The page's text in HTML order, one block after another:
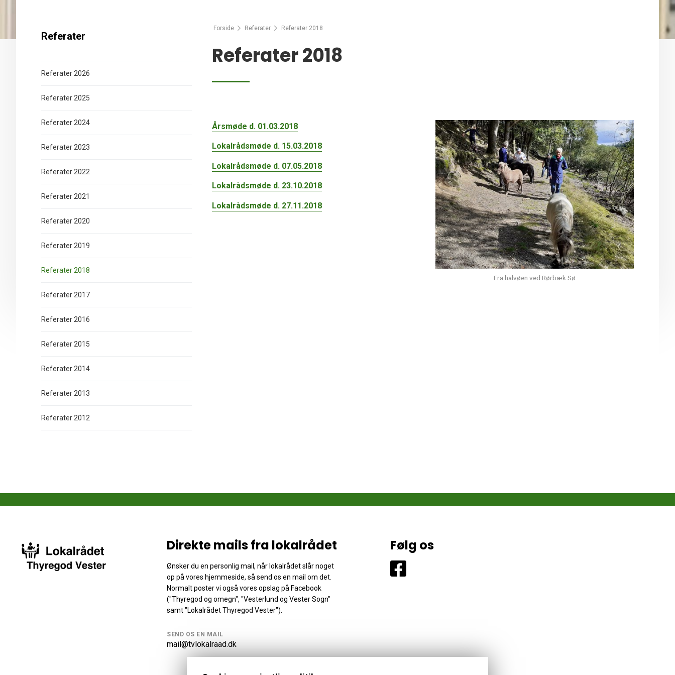
Forside Referater Referater 2018
Referater 2018
Fra halvøen ved Rørbæk Sø
Årsmøde d. 01.03.2018
Lokalrådsmøde d. 15.03.2018
Lokalrådsmøde d. 07.05.2018
Lokalrådsmøde d. 23.10.2018
Lokalrådsmøde d. 27.11.2018
Referater
Referater 2026
Referater 2025
Referater 2024
Referater 2023
Referater 2022
Referater 2021
Referater 2020
Referater 2019
Referater 2018
Referater 2017
Referater 2016
Referater 2015
Referater 2014
Referater 2013
Referater 2012
Direkte mails fra lokalrådet
Ønsker du en personlig mail, når lokalrådet slår noget
op på vores hjemmeside, så send os en mail om det.
Normalt poster vi også vores opslag på Facebook
("Thyregod og omegn", "Vesterlund og Vester Sogn"
samt "Lokalrådet Thyregod Vester").
SEND OS EN MAIL
mail@tvlokalraad.dk
Følg os